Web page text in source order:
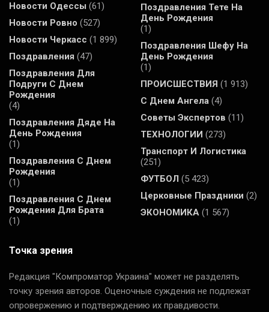
Новости Одессы (61)
Новости Ровно (527)
Новости Черкасс (1 899)
Поздравления (47)
Поздравления Для
Подруги С Днем
Рождения
(4)
Поздравления Дяде На
День Рождения
(1)
Поздравления С Днем
Рождения
(1)
Поздравления С Днем
Рождения Для Брата
(1)
Поздравления Тете На
День Рождения
(1)
Поздравления Шефу На
День Рождения
(1)
ПРОИСШЕСТВИЯ (1 913)
С Днем Ангела (4)
Советы Экспертов (11)
ТЕХНОЛОГИИ (273)
Транспорт И Логистика
(251)
ФУТБОЛ (5 423)
Церковные Праздники (2)
ЭКОНОМИКА (1 567)
Точка зрения
Редакция "Компроматор Украина" может не разделять
точку зрения авторов. Оценочные суждения не подлежат
опровержению и подтверждению их правдивости.